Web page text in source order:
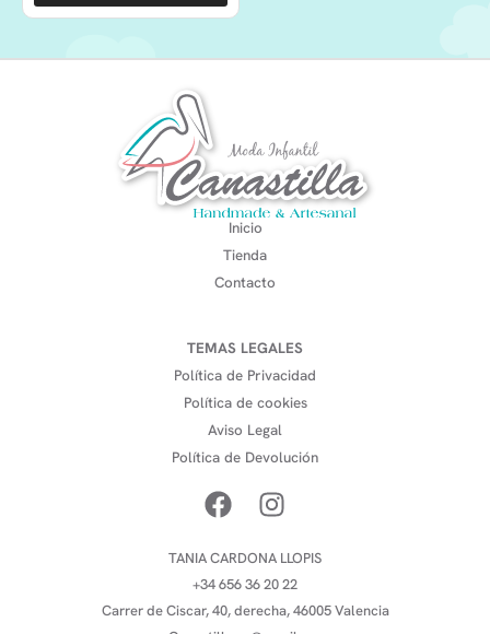
Inicio
Tienda
Contacto
TEMAS LEGALES
Política de Privacidad
Política de cookies
Aviso Legal
Política de Devolución
TANIA CARDONA LLOPIS
+34 656 36 20 22
Carrer de Ciscar, 40, derecha, 46005 Valencia